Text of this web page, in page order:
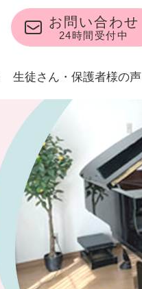
生徒さん・保護者様の声
お問い合わせ
24時間受付中